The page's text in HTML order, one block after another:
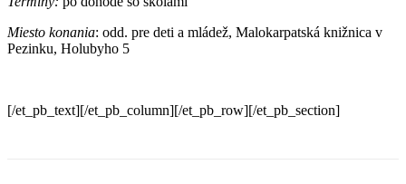
Miesto konania: odd. pre deti a mládež, Malokarpatská knižnica v
Pezinku, Holubyho 5
[/et_pb_text][/et_pb_column][/et_pb_row][/et_pb_section]